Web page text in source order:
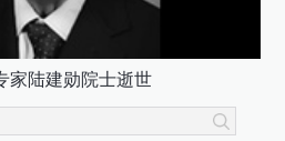
家陆建勋院士逝世